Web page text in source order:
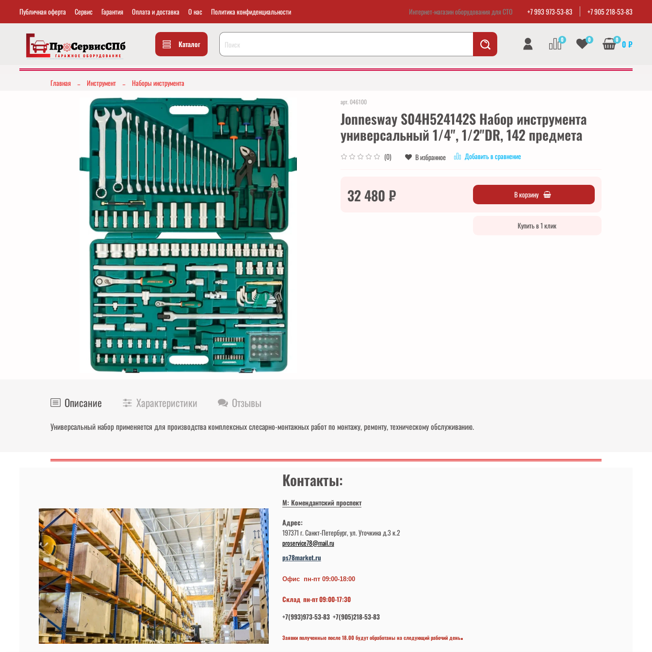
Публичная оферта Сервис Гарантия Оплата и доставка О нас Политика конфиденциальности Интернет-магазин оборудования для СТО +7 993 973-53-83 +7 905 218-53-83
Каталог 0 0 0 0 ₽
Главная Инструмент Наборы инструмента
арт.046100
Jonnesway S04H524142S Набор инструмента
универсальный 1/4", 1/2"DR, 142 предмета
(0) В избранное Добавить в сравнение
32 480 ₽ В корзину
Купить в 1 клик
Описание Характеристики Отзывы
Универсальный набор применяется для производства комплексных слесарно-монтажных работ по монтажу, ремонту, техническому обслуживанию.
Контакты:
М: Комендантский проспект
Адрес:
197371 г. Санкт-Петербург, ул. Уточкина д.3 к.2
proservice78@mail.ru
ps78market.ru
Офис пн-пт 09:00-18:00
Склад пн-пт 09:00-17:30
+7(993)973-53-83 +7(905)218-53-83
Заявки полученные после 18.00 будут обработаны на следующий рабочий день.